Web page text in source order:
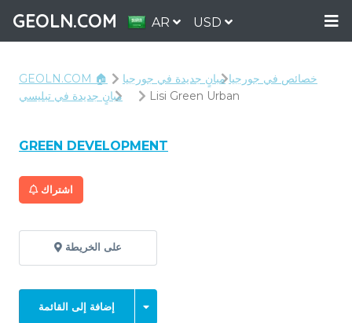
GEOLN.COM AR USD
GEOLN.COM 🏠 خصائص في جورجيا مبانٍ جديدة في جورجيا
مبانٍ جديدة في تبليسي
Lisi Green Urban
GREEN DEVELOPMENT
اشتراك
على الخريطة
إضافة إلى القائمة